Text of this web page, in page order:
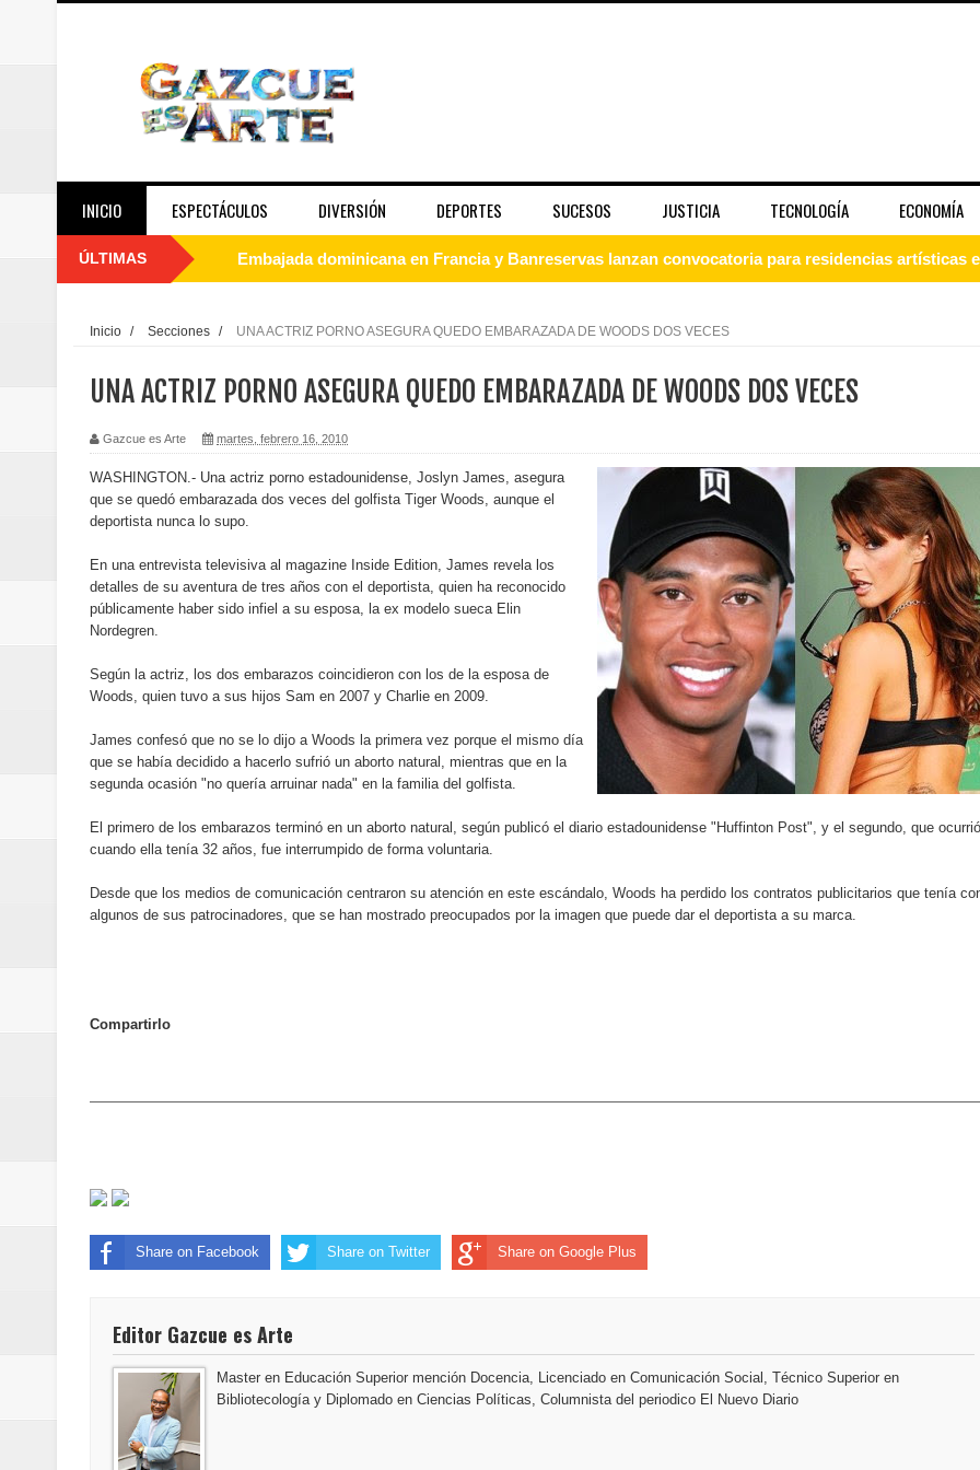
INICIO ESPECTÁCULOS DIVERSIÓN DEPORTES SUCESOS JUSTICIA TECNOLOGÍA ECONOMÍA
ÚLTIMAS Embajada dominicana en Francia y Banreservas lanzan convocatoria para residencias artísticas
“Los Rechazados 2” llega a los cines impulsada por la franquicia dominicana más taquillera del
Designan a Angelina Biviana Riveiro como vicepresidenta ejecutiva de Fiduciaria Reservas
Humano Seguros inaugura nueva localidad de Oficina Regional Este en La Romana
Banreservas destina RD$5,000 millones para emprendedoras en la segunda edición del Summit
Sexappeal celebra 25 años de trayectoria artística con nuevo álbum, renovación de su equipo y
Maridalia Hernández y El Canario se unen al regreso de Pavel Núñez y su “Bipolarband” a Hard
Domingo
Doctor Leonardo Aguilera afirma que Banreservas seguirá impulsando la seguridad alimentaria
del mapa del hambre
Banreservas y sus filiales realizan en Santiago el segundo Foro del Ahorro y la Inversión
Banreservas obtiene siete galardones en los Effie Awards República Dominicana 2026
Banreservas recibe nuevamente la máxima calificación crediticia AAA.do de Moody's Local RD
Estable
Inicio / Secciones / UNA ACTRIZ PORNO ASEGURA QUEDO EMBARAZADA DE WOODS DOS VECES
UNA ACTRIZ PORNO ASEGURA QUEDO EMBARAZADA DE WOODS DOS VECES
Gazcue es Arte martes, febrero 16, 2010
WASHINGTON.- Una actriz porno estadounidense, Joslyn James, asegura
que se quedó embarazada dos veces del golfista Tiger Woods, aunque el
deportista nunca lo supo.
En una entrevista televisiva al magazine Inside Edition, James revela los
detalles de su aventura de tres años con el deportista, quien ha reconocido
públicamente haber sido infiel a su esposa, la ex modelo sueca Elin
Nordegren.
Según la actriz, los dos embarazos coincidieron con los de la esposa de
Woods, quien tuvo a sus hijos Sam en 2007 y Charlie en 2009.
James confesó que no se lo dijo a Woods la primera vez porque el mismo día
que se había decidido a hacerlo sufrió un aborto natural, mientras que en la
segunda ocasión "no quería arruinar nada" en la familia del golfista.
El primero de los embarazos terminó en un aborto natural, según publicó el diario estadounidense "Huffinton Post", y el segundo, que ocurrió
cuando ella tenía 32 años, fue interrumpido de forma voluntaria.
Desde que los medios de comunicación centraron su atención en este escándalo, Woods ha perdido los contratos publicitarios que tenía
algunos de sus patrocinadores, que se han mostrado preocupados por la imagen que puede dar el deportista a su marca.
Compartirlo
Share on Facebook Share on Twitter Share on Google Plus
Editor Gazcue es Arte
Master en Educación Superior mención Docencia, Licenciado en Comunicación Social, Técnico Superior en
Bibliotecología y Diplomado en Ciencias Políticas, Columnista del periodico El Nuevo Diario